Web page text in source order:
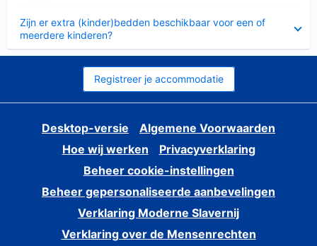
Zijn er extra (kinder)bedden beschikbaar voor een of
meerdere kinderen?
Registreer je accommodatie
Desktop-versie
Algemene Voorwaarden
Hoe wij werken
Privacyverklaring
Beheer cookie-instellingen
Beheer gepersonaliseerde aanbevelingen
Verklaring Moderne Slavernij
Verklaring over de Mensenrechten